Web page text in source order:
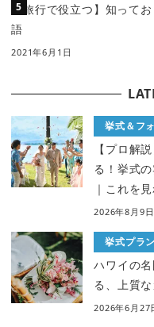
【旅行で役立つ】知って
語
2021年6月1日
挙式＆フ
【プロ解
る！挙式
｜これを
2026年8月9日
挙式プラン
ハワイの
る、上質
2026年6月27